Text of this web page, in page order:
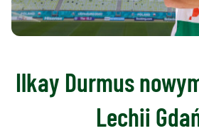
Ilkay Durmus
Lechii